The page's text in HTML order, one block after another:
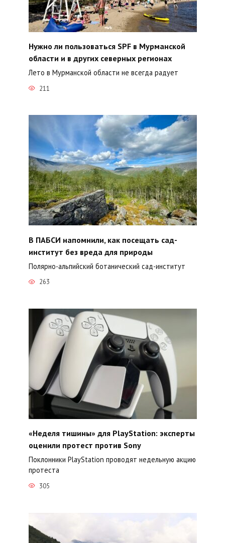
Нужно ли пользоваться SPF в Мурманской
области и в других северных регионах
Лето в Мурманской области не всегда радует
211
В ПАБСИ напомнили, как посещать сад-
институт без вреда для природы
Полярно-альпийский ботанический сад-институт
263
«Неделя тишины» для PlayStation: эксперты
оценили протест против Sony
Поклонники PlayStation проводят недельную акцию
протеста
305